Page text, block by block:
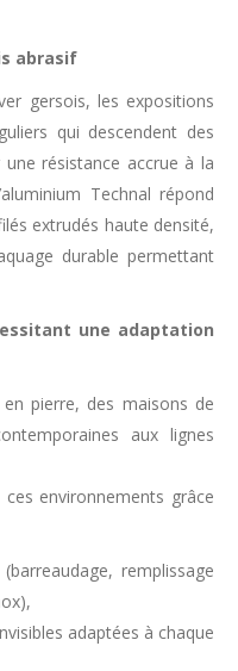
abrasif
gersois, les expositions
qui descendent des
résistance accrue à la
Technal répond
extrudés haute densité,
durable permettant
une adaptation
pierre, des maisons de
aux lignes
environnements grâce
remplissage
adaptées à chaque